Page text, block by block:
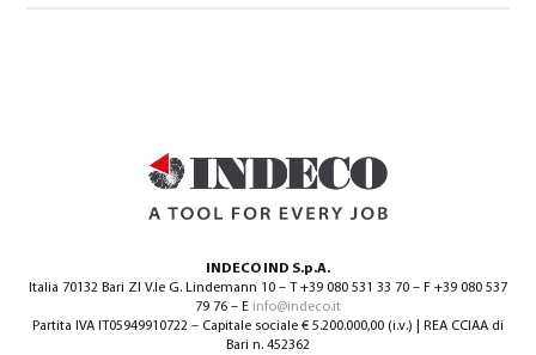
INDECO IND S.p.A.
Italia 70132 Bari ZI V.le G. Lindemann 10 – T +39 080 531 33 70 – F +39 080 537
79 76 – E info@indeco.it
Partita IVA IT05949910722 – Capitale sociale € 5.200.000,00 (i.v.) | REA CCIAA di
Bari n. 452362